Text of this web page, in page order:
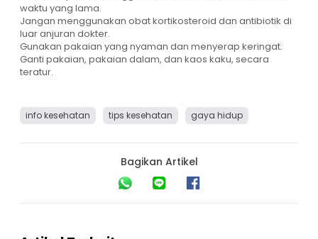
waktu yang lama.
Jangan menggunakan obat kortikosteroid dan antibiotik di
luar anjuran dokter.
Gunakan pakaian yang nyaman dan menyerap keringat.
Ganti pakaian, pakaian dalam, dan kaos kaku, secara
teratur.
info kesehatan tips kesehatan gaya hidup
Bagikan Artikel